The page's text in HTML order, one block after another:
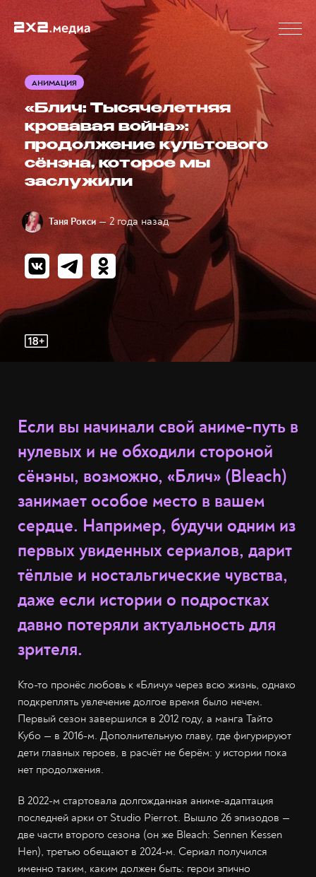
АНИМАЦИЯ
«Блич: Тысячелетняя
кровавая война»:
продолжение культового
сёнэна, которое мы
заслужили
Таня Рокси — 2 года назад
Если вы начинали свой аниме-путь в
нулевых и не обходили стороной
сёнэны, возможно, «Блич» (Bleach)
занимает особое место в вашем
сердце. Например, будучи одним из
первых увиденных сериалов, дарит
тёплые и ностальгические чувства,
даже если истории о подростках
давно потеряли актуальность для
зрителя.
Кто-то пронёс любовь к «Бличу» через всю жизнь, однако
подкреплять увлечение долгое время было нечем.
Первый сезон завершился в 2012 году, а манга Тайто
Кубо — в 2016-м. Дополнительную главу, где фигурируют
дети главных героев, в расчёт не берём: у истории пока
нет продолжения.
В 2022-м стартовала долгожданная аниме-адаптация
последней арки от Studio Pierrot. Вышло 26 эпизодов —
две части второго сезона (он же Bleach: Sennen Kessen
Hen), третью обещают в 2024-м. Сериал получился
именно таким, каким должен быть: герои эпично